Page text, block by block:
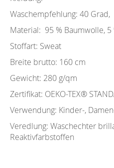
Waschempfehlung: 40 Grad,
Material: 95 % Baumwolle, 5
Stoffart: Sweat
Breite brutto: 160 cm
Gewicht: 280 g/qm
Zertifikat: OEKO-TEX®️
Verwendung: Kinder-,
Veredlung: Waschechter
Reaktivfarbstoffen